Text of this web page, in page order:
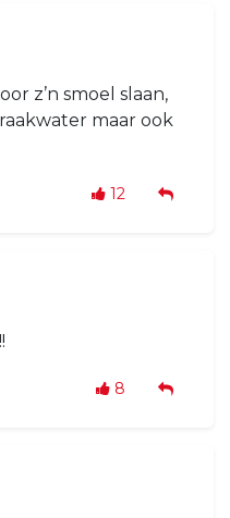
z’n smoel slaan,
maar ook
12
8